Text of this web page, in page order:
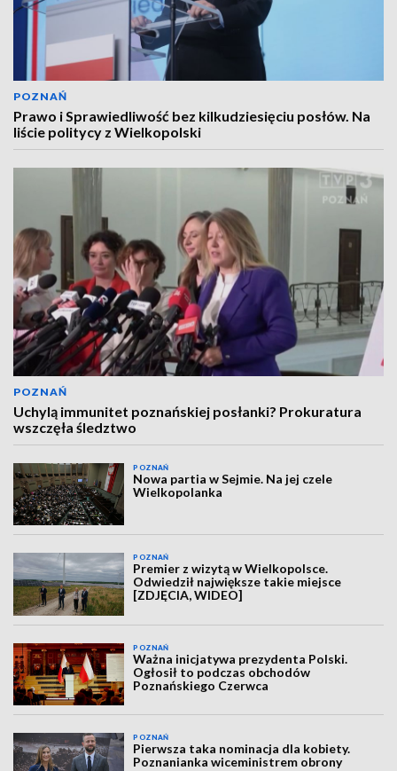
POZNAŃ
Prawo i Sprawiedliwość bez kilkudziesięciu posłów. Na
liście politycy z Wielkopolski
POZNAŃ
Uchylą immunitet poznańskiej posłanki? Prokuratura
wszczęła śledztwo
POZNAŃ
Nowa partia w Sejmie. Na jej czele
Wielkopolanka
POZNAŃ
Premier z wizytą w Wielkopolsce.
Odwiedził największe takie miejsce
[ZDJĘCIA, WIDEO]
POZNAŃ
Ważna inicjatywa prezydenta Polski.
Ogłosił to podczas obchodów
Poznańskiego Czerwca
POZNAŃ
Pierwsza taka nominacja dla kobiety.
Poznanianka wiceministrem obrony